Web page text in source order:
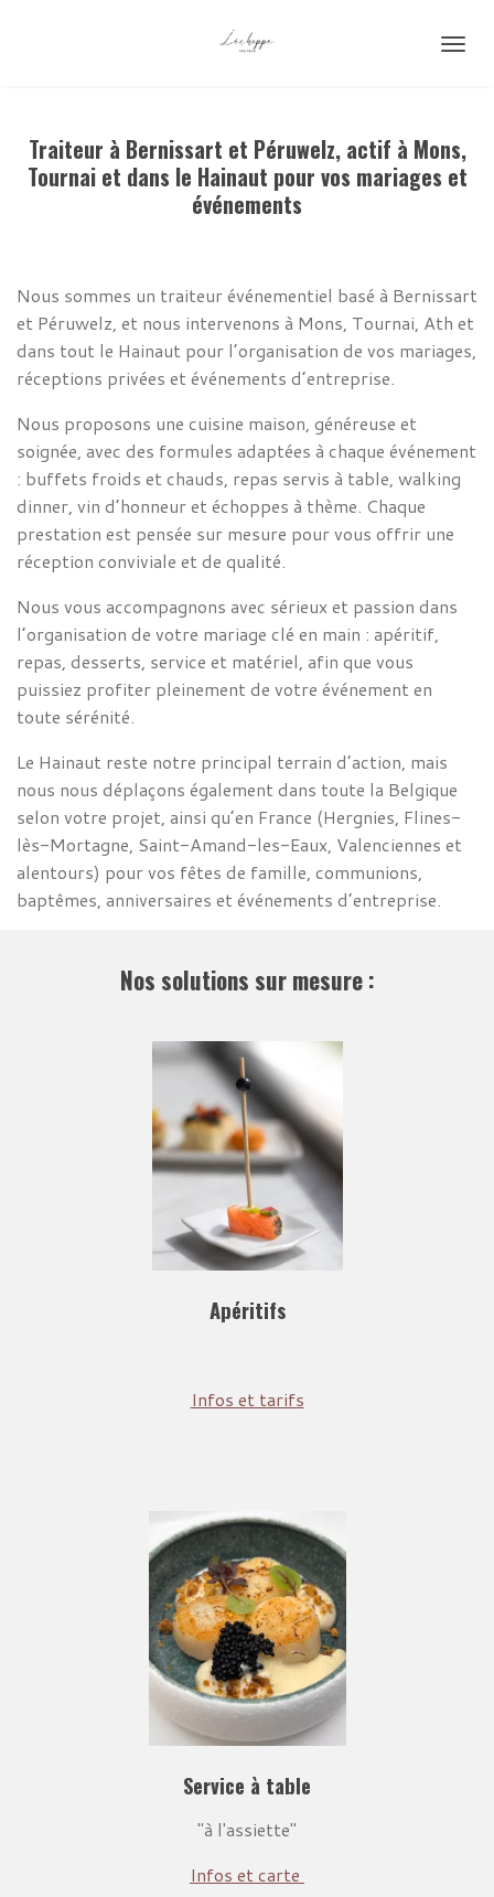
Traiteur à Bernissart et Péruwelz, actif à Mons,
Tournai et dans le Hainaut pour vos mariages et
événements
Nous sommes un traiteur événementiel basé à Bernissart
et Péruwelz, et nous intervenons à Mons, Tournai, Ath et
dans tout le Hainaut pour l’organisation de vos mariages,
réceptions privées et événements d’entreprise.
Nous proposons une cuisine maison, généreuse et
soignée, avec des formules adaptées à chaque événement
: buffets froids et chauds, repas servis à table, walking
dinner, vin d’honneur et échoppes à thème. Chaque
prestation est pensée sur mesure pour vous offrir une
réception conviviale et de qualité.
Nous vous accompagnons avec sérieux et passion dans
l’organisation de votre mariage clé en main : apéritif,
repas, desserts, service et matériel, afin que vous
puissiez profiter pleinement de votre événement en
toute sérénité.
Le Hainaut reste notre principal terrain d’action, mais
nous nous déplaçons également dans toute la Belgique
selon votre projet, ainsi qu’en France (Hergnies, Flines-
lès-Mortagne, Saint-Amand-les-Eaux, Valenciennes et
alentours) pour vos fêtes de famille, communions,
baptêmes, anniversaires et événements d’entreprise.
Nos solutions sur mesure :
Apéritifs
Infos et tarifs
Service à table
"à l'assiette"
Infos et carte